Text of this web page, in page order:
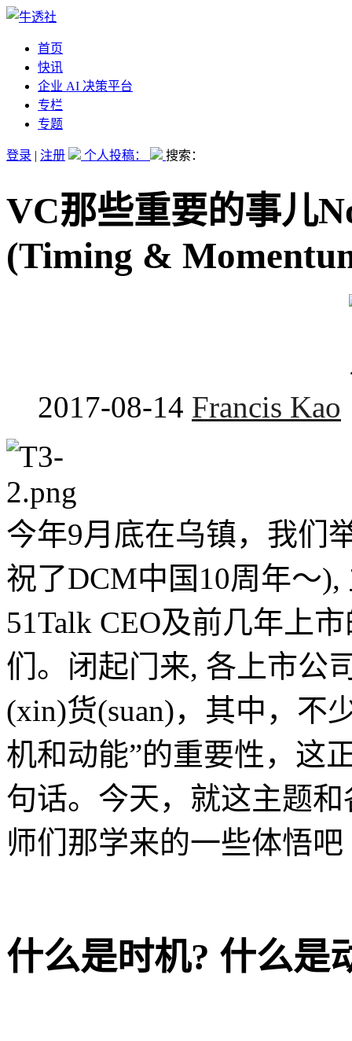
首页
快讯
企业 AI 决策平台
专栏
专题
登录 | 注册 个人投稿： 搜索：
VC那些重要的事儿
(Timing &
2017-08-14 Francis Kao
今年9月底在乌镇，我们
祝了DCM中国10周年～
51Talk CEO及前几年上
们。闭起门来, 各上市公
(xin)货(suan)，其中，不
机和动能”的重要性，这
句话。今天，就这主题
师们那学来的一些体悟吧
什么是时机? 什么是